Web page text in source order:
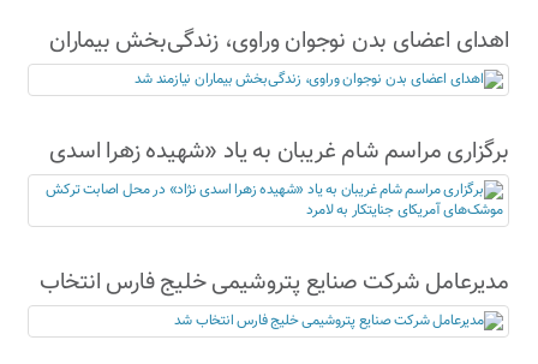
اهدای اعضای بدن نوجوان وراوی، زندگی‌بخش بیماران
نیازمند شد
برگزاری مراسم شام غریبان به یاد «شهیده زهرا اسدی
نژاد» در محل اصابت ترکش موشک‌های آمریکای
جنایتکار به لامرد
مدیرعامل شرکت صنایع پتروشیمی خلیج فارس انتخاب
شد